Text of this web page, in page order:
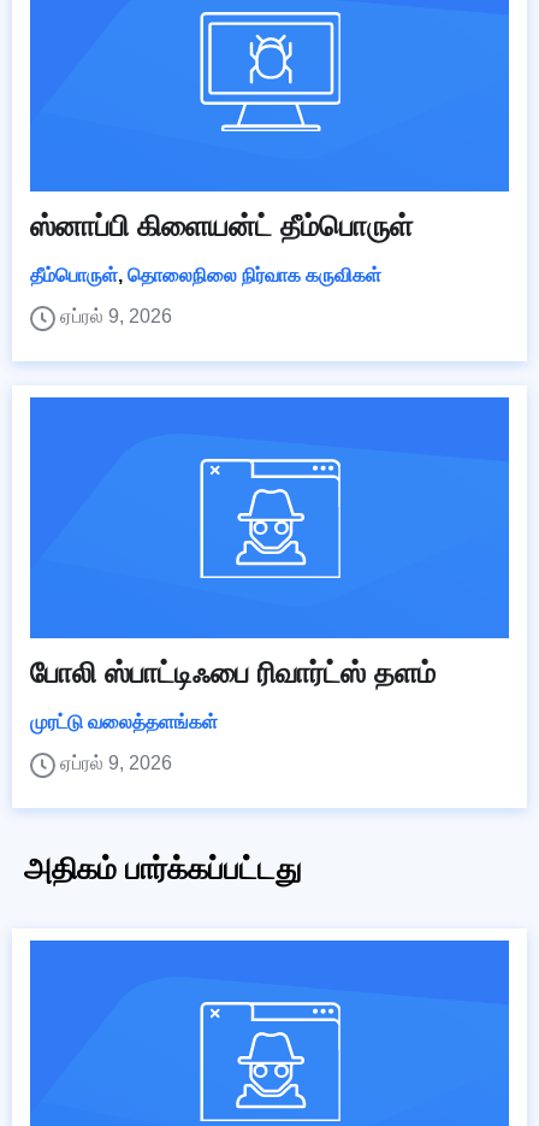
ஸ்னாப்பி கிளையன்ட் தீம்பொருள்
தீம்பொருள், தொலைநிலை நிர்வாக கருவிகள்
ஏப்ரல் 9, 2026
போலி ஸ்பாட்டிஃபை ரிவார்ட்ஸ் தளம்
முரட்டு வலைத்தளங்கள்
ஏப்ரல் 9, 2026
அதிகம் பார்க்கப்பட்டது